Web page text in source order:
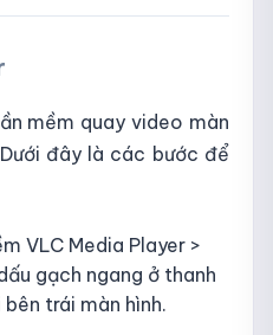
mềm quay video màn
đây là các bước để
VLC Media Player >
gạch ngang ở thanh
trái màn hình.